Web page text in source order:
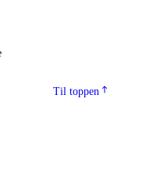
og skoleutvikling
Til toppen